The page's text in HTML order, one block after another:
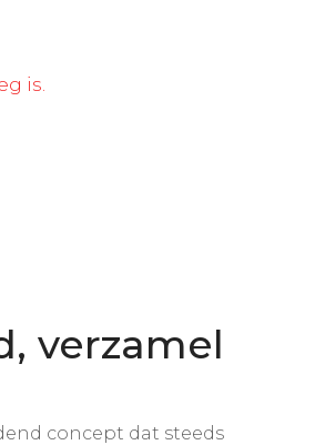
is.
verzamel
concept dat steeds